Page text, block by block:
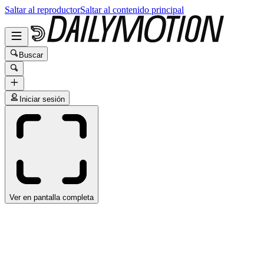
Saltar al reproductorSaltar al contenido principal
Buscar
Iniciar sesión
Ver en pantalla completa